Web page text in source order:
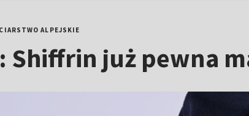
ALPEJSKIE
Shiffrin już pewna